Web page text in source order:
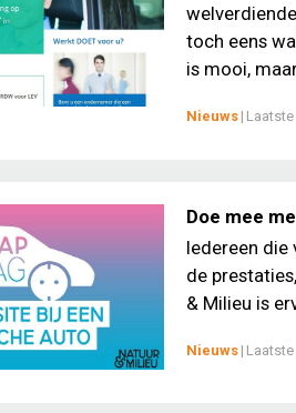
toch eens
is mooi,
Nieuws |
Doe mee
Iedereen die
de
& Milieu is
Nieuws |